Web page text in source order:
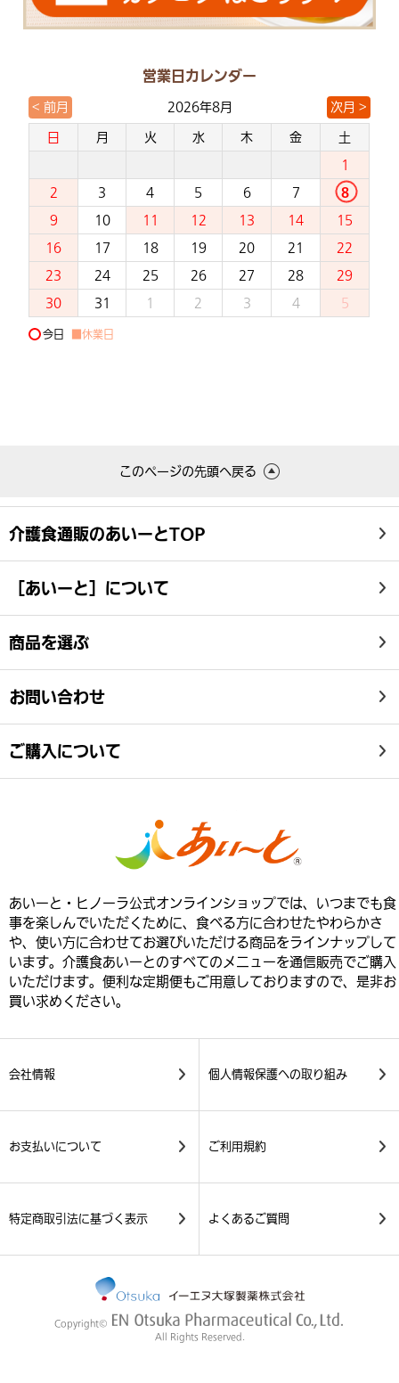
営業日カレンダー
< 前月 2026年8月 次月 >
日 月 火 水 木 金 土
1
2 3 4 5 6 7 8
9 10 11 12 13 14 15
16 17 18 19 20 21 22
23 24 25 26 27 28 29
30 31 1 2 3 4 5
今日 ■休業日
このページの先頭へ戻る
介護食通販のあいーとTOP
［あいーと］について
商品を選ぶ
お問い合わせ
ご購入について
あいーと・ヒノーラ公式オンラインショップでは、いつまでも食
事を楽しんでいただくために、食べる方に合わせたやわらかさ
や、使い方に合わせてお選びいただける商品をラインナップして
います。介護食あいーとのすべてのメニューを通信販売でご購入
いただけます。便利な定期便もご用意しておりますので、是非お
買い求めください。
会社情報 個人情報保護への取り組み
お支払いについて ご利用規約
特定商取引法に基づく表示 よくあるご質問
Copyright©
All Rights Reserved.